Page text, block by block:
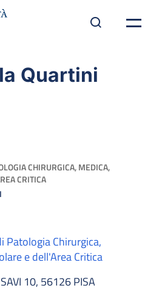
Quartini
CHIRURGICA, MEDICA,
CRITICA
Patologia Chirurgica,
e dell'Area Critica
10, 56126 PISA